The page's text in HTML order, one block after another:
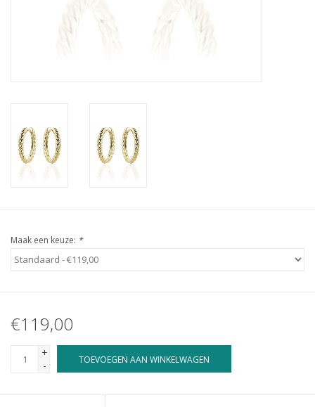
Maak een keuze: *
€119,00
+
-
TOEVOEGEN AAN WINKELWAGEN